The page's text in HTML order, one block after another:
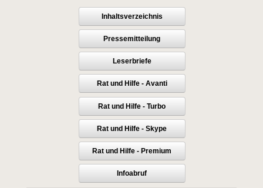
Inhaltsverzeichnis
Pressemitteilung
Leserbriefe
Rat und Hilfe - Avanti
Rat und Hilfe - Turbo
Rat und Hilfe - Skype
Rat und Hilfe - Premium
Infoabruf